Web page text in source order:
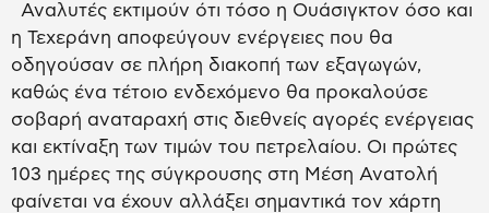
Αναλυτές εκτιμούν ότι τόσο η Ουάσιγκτον όσο και
η Τεχεράνη αποφεύγουν ενέργειες που θα
οδηγούσαν σε πλήρη διακοπή των εξαγωγών,
καθώς ένα τέτοιο ενδεχόμενο θα προκαλούσε
σοβαρή αναταραχή στις διεθνείς αγορές ενέργειας
και εκτίναξη των τιμών του πετρελαίου. Οι πρώτες
103 ημέρες της σύγκρουσης στη Μέση Ανατολή
φαίνεται να έχουν αλλάξει σημαντικά τον χάρτη